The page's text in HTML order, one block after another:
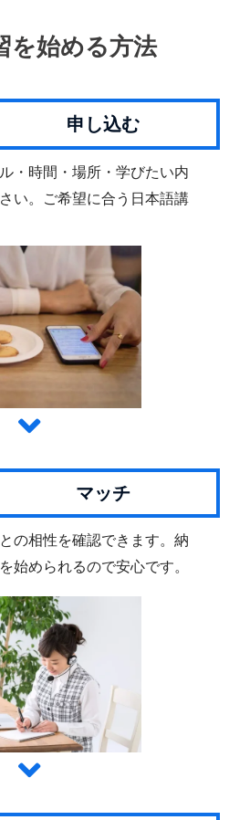
を始める方法
申し込む
・時間・場所・学びたい内
い。ご希望に合う日本語講
マッチ
の相性を確認できます。納
始められるので安心です。